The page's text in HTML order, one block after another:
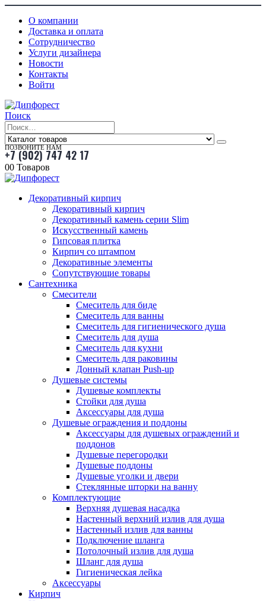
О компании
Доставка и оплата
Сотрудничество
Услуги дизайнера
Новости
Контакты
Войти
Поиск
ПОЗВОНИТЕ НАМ
+7 (902) 747 42 17
00 Товаров
Декоративный кирпич
Декоративный кирпич
Декоративный камень серии Slim
Искусственный камень
Гипсовая плитка
Кирпич со штампом
Декоративные элементы
Сопутствующие товары
Сантехника
Смесители
Смеситель для биде
Смеситель для ванны
Смеситель для гигиенического душа
Смеситель для душа
Смеситель для кухни
Смеситель для раковины
Донный клапан Push-up
Душевые системы
Душевые комплекты
Стойки для душа
Аксессуары для душа
Душевые ограждения и поддоны
Аксессуары для душевых ограждений и
поддонов
Душевые перегородки
Душевые поддоны
Душевые уголки и двери
Стеклянные шторки на ванну
Комплектующие
Верхняя душевая насадка
Настенный верхний излив для душа
Настенный излив для ванны
Подключение шланга
Потолочный излив для душа
Шланг для душа
Гигиеническая лейка
Аксессуары
Кирпич